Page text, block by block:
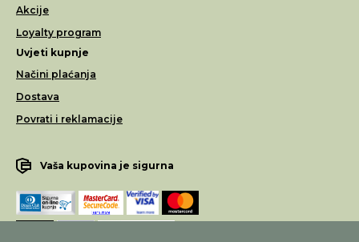
Akcije
Loyalty program
Uvjeti kupnje
Načini plaćanja
Dostava
Povrati i reklamacije
Vaša kupovina je sigurna